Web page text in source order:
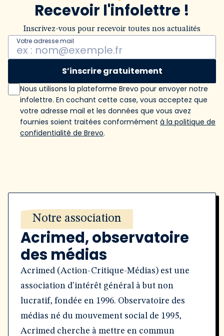
Recevoir l'infolettre !
Inscrivez-vous pour recevoir toutes nos actualités
Votre adresse mail
S’inscrire gratuitement
Nous utilisons la plateforme Brevo pour envoyer notre
infolettre. En cochant cette case, vous acceptez que
votre adresse mail et les données que vous avez
fournies soient traitées conformément à la politique de
confidentialité de Brevo.
Notre association
Acrimed, observatoire
des médias
Acrimed (Action-Critique-Médias) est une
association d'intérêt général à but non
lucratif, fondée en 1996. Observatoire des
médias né du mouvement social de 1995,
Acrimed cherche à mettre en commun